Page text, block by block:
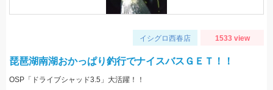
イシグロ西春店 1533 view
琵琶湖南湖おかっぱり釣行でナイスバスＧＥＴ！！
OSP「ドライブシャッド3.5」大活躍！！